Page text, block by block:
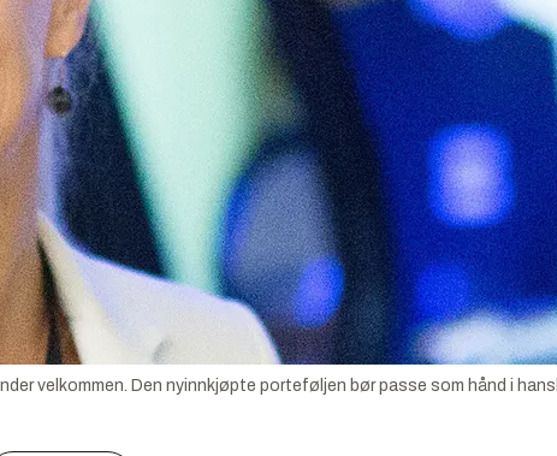
velkommen. Den nyinnkjøpte porteføljen bør passe som hånd i